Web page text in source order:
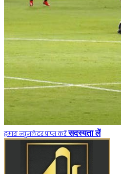
हमारा न्यूज़लेटर प्राप्त करें सदस्यता लें